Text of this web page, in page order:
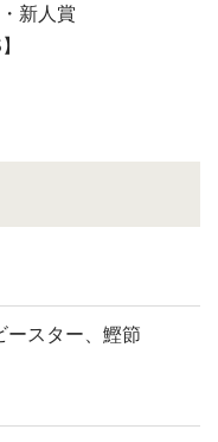
新人賞
ースター、鰹節